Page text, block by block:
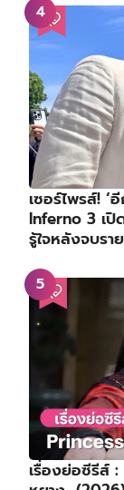
เซอร์ไพรส์! ‘
Inferno 3 เ
รู้ใจหลังจบรา
เรื่องย่อซีรีส์